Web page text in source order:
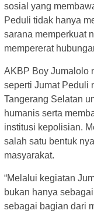
sosial yang
Peduli tidak hanya
sarana memperkuat
mempererat
AKBP Boy Jumalolo
seperti Jumat Peduli
Tangerang Selatan
humanis serta
institusi kepolisian.
salah satu bentuk
masyarakat.
“Melalui kegiatan
bukan hanya
sebagai bagian dari